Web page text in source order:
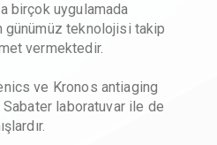
birçok uygulamada
teknolojisi takip
vermektedir.
ve Kronos antiaging
laboratuvar ile de